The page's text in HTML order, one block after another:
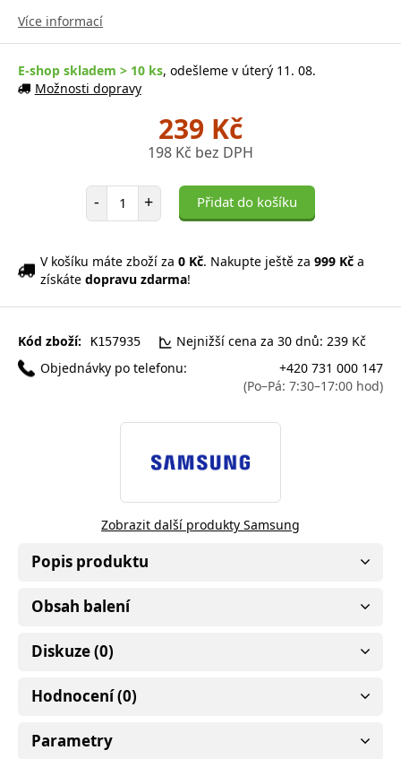
Více informací
E-shop skladem > 10 ks, odešleme v úterý 11. 08.
Možnosti dopravy
239 Kč
198 Kč bez DPH
- Počet položek
+ Přidat do košíku
V košíku máte zboží za 0 Kč. Nakupte ještě za 999 Kč a
získáte dopravu zdarma!
Kód zboží: K157935
Nejnižší cena za 30 dnů: 239 Kč
Objednávky po telefonu:
+420 731 000 147
(Po–Pá: 7:30–17:00 hod)
Zobrazit další produkty Samsung
Popis produktu
Obsah balení
Diskuze (0)
Hodnocení (0)
Parametry